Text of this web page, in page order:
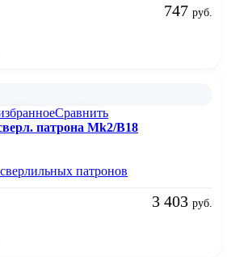
747 руб.
Сравнить
патрона Mk2/B18
патронов
3 403 руб.